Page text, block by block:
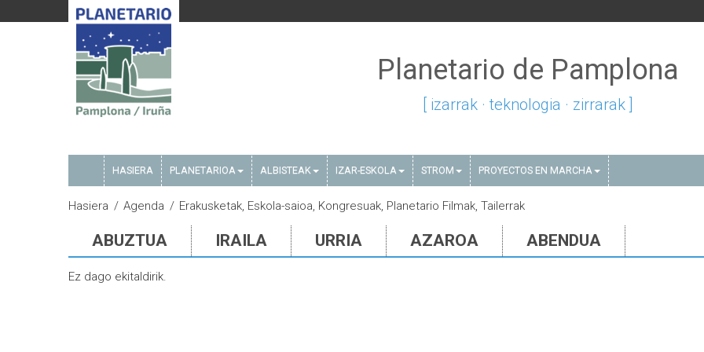
Planetario de Pamplona
[ izarrak · teknologia · zirrarak ]
HASIERA PLANETARIOA ALBISTEAK IZAR-ESKOLA STROM PROYECTOS EN MARCHA
Hasiera Agenda Erakusketak, Eskola-saioa, Kongresuak, Planetario Filmak, Tailerrak
ABUZTUA IRAILA URRIA AZAROA ABENDUA
Ez dago ekitaldirik.